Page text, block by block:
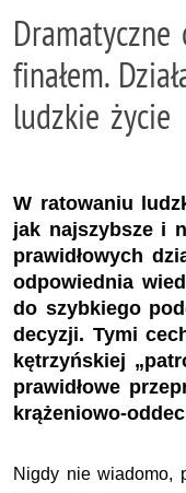
finałem.
ludzkie życie
W ratowaniu
jak najszybsze i
prawidłowych
odpowiednia
do szybkiego
decyzji. Tymi
kętrzyńskiej
prawidłowe
krążeniowo-
Nigdy nie wiadomo,